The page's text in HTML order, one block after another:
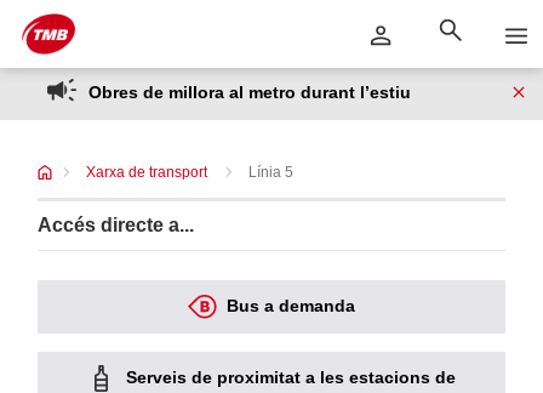
Salta al contingut principal
Saltar
al
contingut
Obres de millora al metro durant l’estiu
Xarxa de transport Línia 5
Accés directe a...
Bus a demanda
Serveis de proximitat a les estacions de